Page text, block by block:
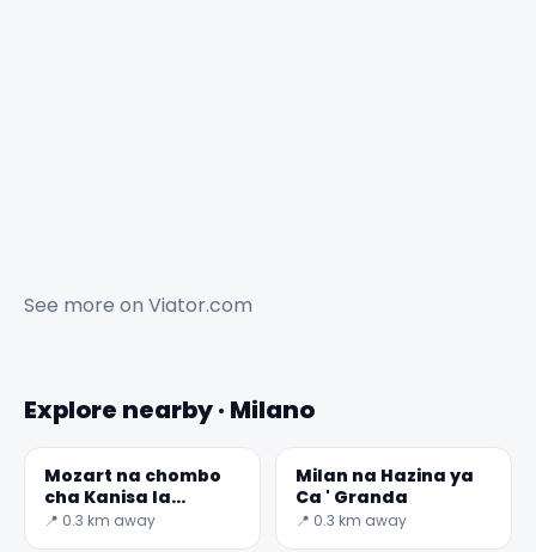
See more on Viator.com
Explore nearby · Milano
Mozart na chombo
cha Kanisa la
Sant'antonio
📍 0.3 km away
Milan na Hazina ya
Ca ' Granda
📍 0.3 km away